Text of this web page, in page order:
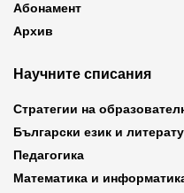
Абонамент
Архив
Научните списания
Стратегии на
Български език и
Педагогика
Математика и